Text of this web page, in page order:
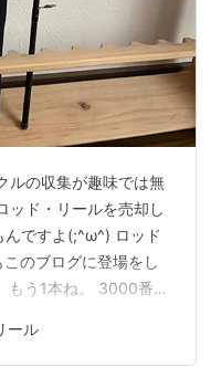
ルの収集が趣味では無
ッド・リールを売却し
んですよ(;^ω^) ロッド
のブログに登場をし
もう1本ね。 3000番リ
ングなので 3000番
無いっていうのもあり
ール